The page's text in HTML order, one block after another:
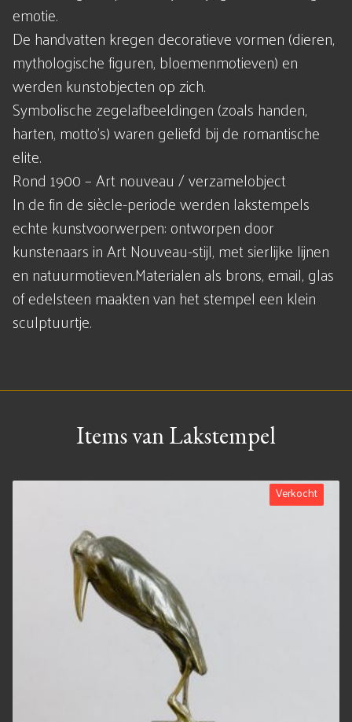
emotie.
De handvatten kregen decoratieve vormen (dieren,
mythologische figuren, bloemenmotieven) en
werden kunstobjecten op zich.
Symbolische zegelafbeeldingen (zoals handen,
harten, motto’s) waren geliefd bij de romantische
elite.
Rond 1900 – Art nouveau / verzamelobject
In de fin de siècle-periode werden lakstempels
echte kunstvoorwerpen: ontworpen door
kunstenaars in Art Nouveau-stijl, met sierlijke lijnen
en natuurmotieven.Materialen als brons, email, glas
of edelsteen maakten van het stempel een klein
sculptuurtje.
Items van Lakstempel
Verkocht